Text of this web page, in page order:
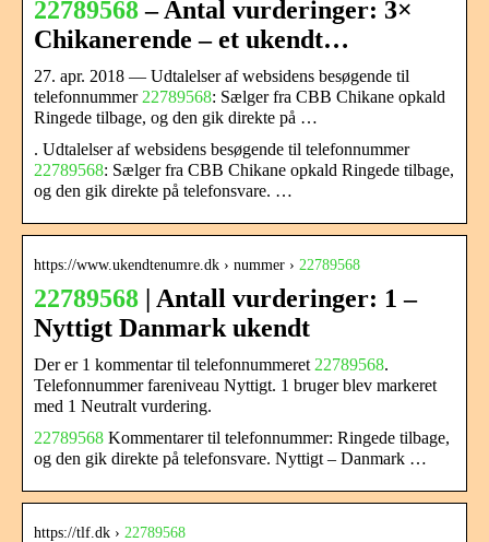
22789568– Antal vurderinger: 3×
Chikanerende – et ukendt…
27. apr. 2018 — Udtalelser af websidens besøgende til
telefonnummer 22789568: Sælger fra CBB Chikane opkald
Ringede tilbage, og den gik direkte på …
. Udtalelser af websidens besøgende til telefonnummer
22789568: Sælger fra CBB Chikane opkald Ringede tilbage,
og den gik direkte på telefonsvare. …
https://www.ukendtenumre.dk › nummer › 22789568
22789568 | Antall vurderinger: 1 –
Nyttigt Danmark ukendt
Der er 1 kommentar til telefonnummeret 22789568.
Telefonnummer fareniveau Nyttigt. 1 bruger blev markeret
med 1 Neutralt vurdering.
22789568 Kommentarer til telefonnummer: Ringede tilbage,
og den gik direkte på telefonsvare. Nyttigt – Danmark …
https://tlf.dk › 22789568